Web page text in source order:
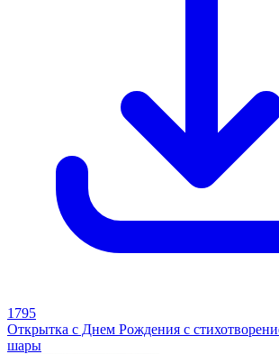
1795
Открытка с Днем Рождения с
шары